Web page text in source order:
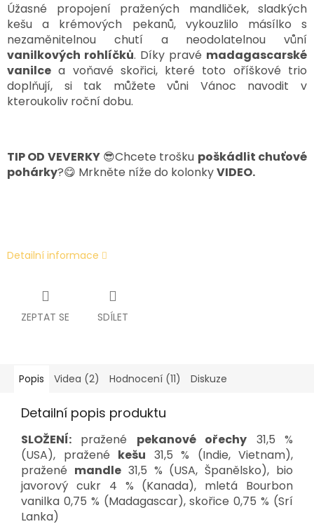
Úžasné propojení pražených mandliček, sladkých
kešu a krémových pekanů, vykouzlilo másílko s
nezaměnitelnou chutí a neodolatelnou vůní
vanilkových rohlíčků. Díky pravé madagascarské
vanilce a voňavé skořici, které toto oříškové trio
doplňují, si tak můžete vůni Vánoc navodit v
kteroukoliv roční dobu.
TIP OD VEVERKY😎Chcete trošku poškádlit chuťové
pohárky?😋 Mrkněte níže do kolonkyVIDEO.
Detailní informace
ZEPTAT SE SDÍLET
Popis Videa (2) Hodnocení (11) Diskuze
Detailní popis produktu
SLOŽENÍ: pražené pekanové ořechy 31,5 %
(USA), pražené kešu 31,5 % (Indie, Vietnam),
pražené mandle31,5 % (USA, Španělsko), bio
javorový cukr 4 % (Kanada), mletá Bourbon
vanilka 0,75 % (Madagascar), skořice 0,75 % (Srí
Lanka)